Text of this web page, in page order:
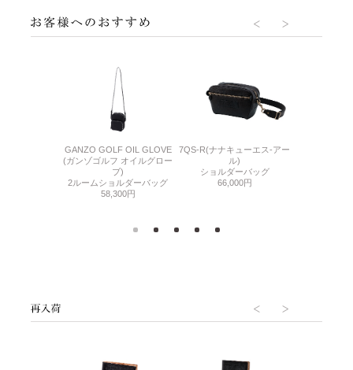
GANZO GOLF OIL GLOVE
(ガンゾゴルフ オイルグロー
ブ)
2ルームショルダーバッグ
58,300円
7QS-R(ナナキューエス-アー
ル)
ショルダーバッグ
66,000円